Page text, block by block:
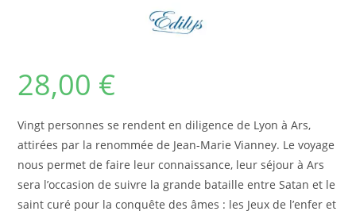
28,00 €
Vingt personnes se rendent en diligence de Lyon à Ars,
attirées par la renommée de Jean-Marie Vianney. Le voyage
nous permet de faire leur connaissance, leur séjour à Ars
sera l’occasion de suivre la grande bataille entre Satan et le
saint curé pour la conquête des âmes : les Jeux de l’enfer et